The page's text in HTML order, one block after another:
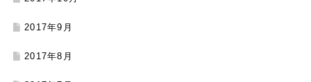
2017年9月
2017年8月